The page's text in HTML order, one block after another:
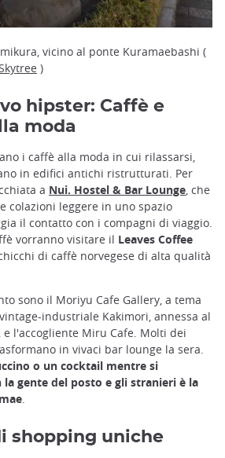
vicino al ponte Kuramaebashi (
)
hipster: Caffè e
moda
i caffè alla moda in cui rilassarsi,
in edifici antichi ristrutturati. Per
a Nui. Hostel & Bar Lounge , che
colazioni leggere in uno spazio
il contatto con i compagni di viaggio.
vorranno visitare il Leaves Coffee
di caffè norvegese di alta qualità
sono il Moriyu Cafe Gallery, a tema
industriale Kakimori, annessa al
l'accogliente Miru Cafe. Molti dei
in vivaci bar lounge la sera.
o un cocktail mentre si
gente del posto e gli stranieri è la
shopping uniche